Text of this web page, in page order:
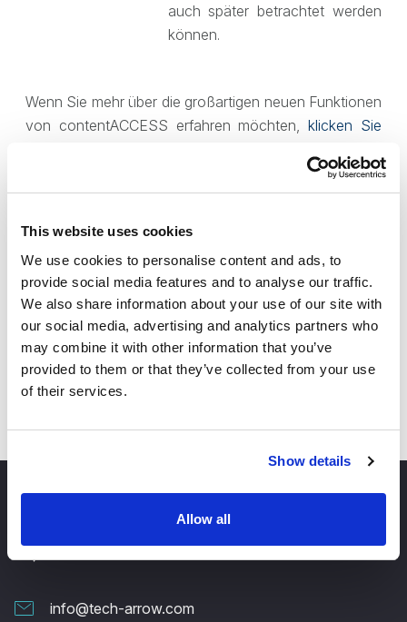
This website uses cookies
We use cookies to personalise content and ads, to
provide social media features and to analyse our traffic.
We also share information about your use of our site with
our social media, advertising and analytics partners who
may combine it with other information that you’ve
provided to them or that they’ve collected from your use
of their services.
Show details
Allow all
auch später betrachtet werden
können.
Wenn Sie mehr über die großartigen neuen Funktionen
von contentACCESS erfahren möchten,klicken Sie
erhalten – nutzen SiecontentACCESS
verwalten!
kontaktieren Sie uns für eine
Demoversion!
info@tech-arrow.com